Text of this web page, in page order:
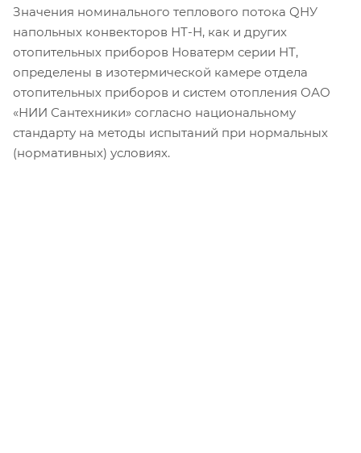
Значения номинального теплового потока QНУ
напольных конвекторов НТ-Н, как и других
отопительных приборов Новатерм серии НТ,
определены в изотермической камере отдела
отопительных приборов и систем отопления ОАО
«НИИ Сантехники» согласно национальному
стандарту на методы испытаний при нормальных
(нормативных) условиях.